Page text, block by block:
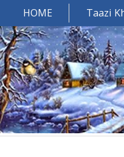
HOME Taazi
Welcomes You.....